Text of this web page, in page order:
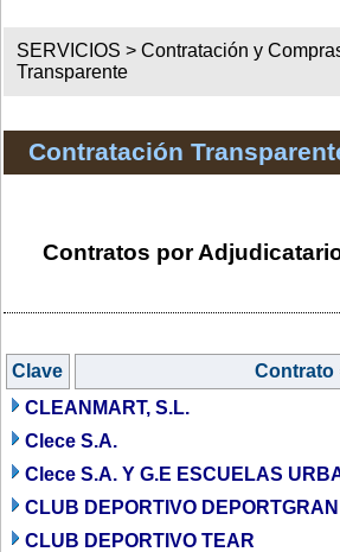
SERVICIOS >Contratación y
Transparente
Contratación
Contratos por
Clave
Contrato
CLEANMART, S.L.
Clece S.A.
Clece S.A. Y G.E ESCUELAS
CLUB DEPORTIVO DEPORTGRAN
CLUB DEPORTIVO TEAR